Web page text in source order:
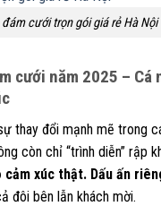
cưới trọn gói giá rẻ Hà Nội
cưới năm 2025 – Cá
thay đổi mạnh mẽ trong
còn chỉ “trình diễn” rập
cảm xúc thật. Dấu ấn
đôi bên lẫn khách mời.